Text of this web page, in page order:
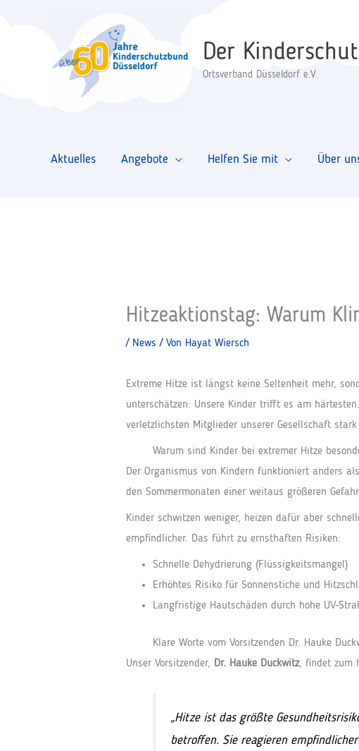
Der
Ortsverband Düsseldorf e.V.
Aktuelles Angebote Helfen Sie mit Über
Hitzeaktionstag: Warum
/ News / Von Hayat Wiersch
Extreme Hitze ist längst keine Seltenheit mehr,
unterschätzen: Unsere Kinder trifft es am
verletzlichsten Mitglieder unserer Gesellschaft
Warum sind Kinder bei extremer Hitze
Der Organismus von Kindern funktioniert anders
den Sommermonaten einer weitaus größeren
Kinder schwitzen weniger, heizen dafür aber
empfindlicher. Das führt zu ernsthaften Risiken:
Schnelle Dehydrierung (Flüssigkeitsmangel)
Erhöhtes Risiko für Sonnenstiche und
Langfristige Hautschäden durch hohe UV-
Klare Worte vom Vorsitzenden Dr. Hauke
Unser Vorsitzender, Dr. Hauke Duckwitz, findet zum
„Hitze ist das größte
betroffen. Sie reagieren